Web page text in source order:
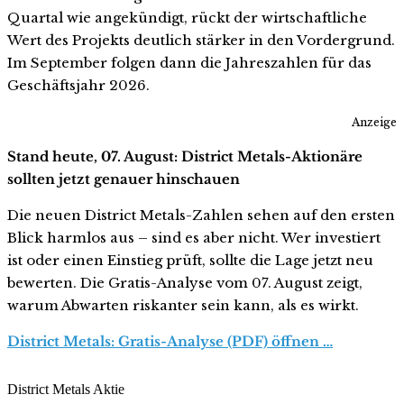
Quartal wie angekündigt, rückt der wirtschaftliche
Wert des Projekts deutlich stärker in den Vordergrund.
Im September folgen dann die Jahreszahlen für das
Geschäftsjahr 2026.
Anzeige
Stand heute, 07. August: District Metals-Aktionäre
sollten jetzt genauer hinschauen
Die neuen District Metals-Zahlen sehen auf den ersten
Blick harmlos aus – sind es aber nicht. Wer investiert
ist oder einen Einstieg prüft, sollte die Lage jetzt neu
bewerten. Die Gratis-Analyse vom 07. August zeigt,
warum Abwarten riskanter sein kann, als es wirkt.
District Metals: Gratis-Analyse (PDF) öffnen …
District Metals Aktie